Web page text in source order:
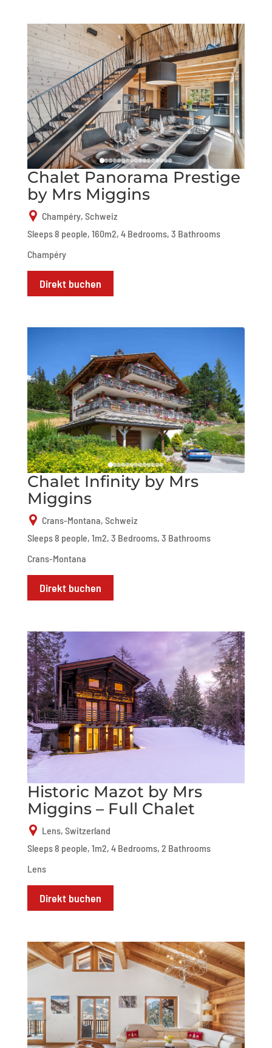
Chalet Panorama Prestige
by Mrs Miggins
Champéry, Schweiz
Sleeps 8 people, 160m2, 4 Bedrooms, 3 Bathrooms
Champéry
Direkt buchen
Chalet Infinity by Mrs
Miggins
Crans-Montana, Schweiz
Sleeps 8 people, 1m2, 3 Bedrooms, 3 Bathrooms
Crans-Montana
Direkt buchen
Historic Mazot by Mrs
Miggins – Full Chalet
Lens, Switzerland
Sleeps 8 people, 1m2, 4 Bedrooms, 2 Bathrooms
Lens
Direkt buchen